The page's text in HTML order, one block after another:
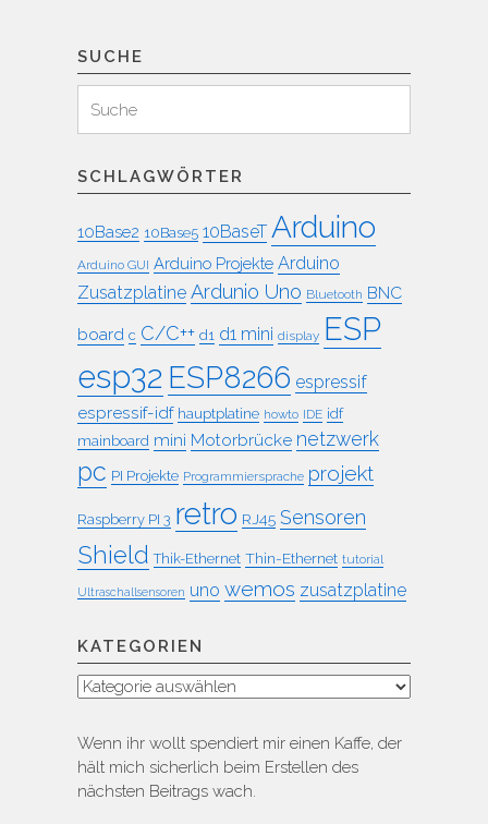
SUCHE
für:
Suchen
SCHLAGWÖRTER
10Base2 10Base5 10BaseT Arduino
Arduino GUI Arduino Projekte Arduino
Zusatzplatine Ardunio Uno Bluetooth BNC
board c C/C++ d1 d1 mini display ESP
esp32 ESP8266 espressif
espressif-idf hauptplatine howto IDE idf
mainboard mini Motorbrücke netzwerk
pc PI Projekte Programmiersprache projekt
Raspberry PI 3 retro RJ45 Sensoren
Shield Thik-Ethernet Thin-Ethernet tutorial
Ultraschallsensoren uno wemos zusatzplatine
KATEGORIEN
Kategorien
Wenn ihr wollt spendiert mir einen Kaffe, der
hält mich sicherlich beim Erstellen des
nächsten Beitrags wach.